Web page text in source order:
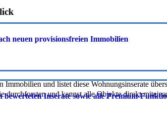
neuen provisionsfreien Immobilien
Immobilien und listet diese Wohnungsinserate
durchforsten und kannst alle Objekte direkt
Inserate sowie alle Premium-